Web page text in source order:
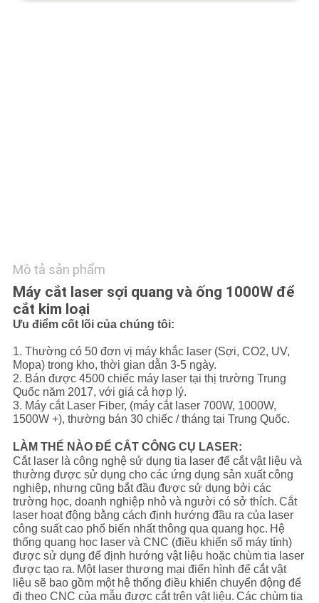
РУССКИЙ
САЙТ
SƠ
ĐỒ
TRANG
WEB
PRIVACY
POLICY
Mô tả sản phẩm
Máy cắt laser sợi quang và ống 1000W để
cắt kim loại
Ưu điểm cốt lõi của chúng tôi:
1. Thường có 50 đơn vị máy khắc laser (Sợi, CO2, UV,
Mopa) trong kho, thời gian dẫn 3-5 ngày.
2. Bán được 4500 chiếc máy laser tại thị trường Trung
Quốc năm 2017, với giá cả hợp lý.
3. Máy cắt Laser Fiber, (máy cắt laser 700W, 1000W,
1500W +), thường bán 30 chiếc / tháng tại Trung Quốc.
LÀM THẾ NÀO ĐỂ CẮT CÔNG CỤ LASER:
Cắt laser là công nghệ sử dụng tia laser để cắt vật liệu và
thường được sử dụng cho các ứng dụng sản xuất công
nghiệp, nhưng cũng bắt đầu được sử dụng bởi các
trường học, doanh nghiệp nhỏ và người có sở thích. Cắt
laser hoạt động bằng cách định hướng đầu ra của laser
công suất cao phổ biến nhất thông qua quang học. Hệ
thống quang học laser và CNC (điều khiển số máy tính)
được sử dụng để định hướng vật liệu hoặc chùm tia laser
được tạo ra. Một laser thương mại điển hình để cắt vật
liệu sẽ bao gồm một hệ thống điều khiển chuyển động để
đi theo CNC của mẫu được cắt trên vật liệu. Các chùm tia